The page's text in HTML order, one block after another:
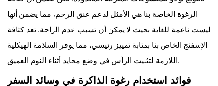
الرغوة الخاصة بنا هي الأمثل لدعم عنق الرحم، مما يضمن أنها
ليست ناعمة للغاية بحيث لا يمكن أن تسبب عدم الراحة. تعد كثافة
الإسفنج الخاص بنا بمثابة تمييز رئيسي، مما يوفر السلامة الهيكلية
اللازمة لتثبيت الرأس في وضع محايد أثناء النوم العميق.
فوائد استخدام رغوة الذاكرة في وسائد السفر